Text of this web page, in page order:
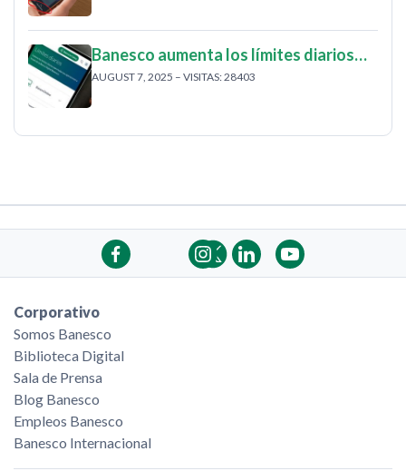
Banesco aumenta los límites diarios…
AUGUST 7, 2025 – VISITAS: 28403
Corporativo
Somos Banesco
Biblioteca Digital
Sala de Prensa
Blog Banesco
Empleos Banesco
Banesco Internacional